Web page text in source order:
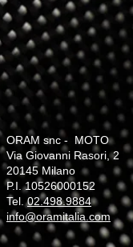
ORAM snc - MOTO
Via Giovanni Rasori, 2
20145 Milano
P.I. 10526000152
Tel.02.498.9884
info@oramitalia.com